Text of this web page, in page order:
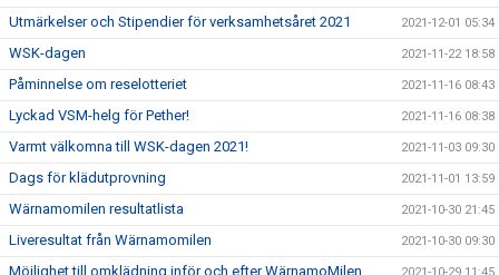
Utmärkelser och Stipendier för verksamhetsåret 2021 2021-12-01 05:34
WSK-dagen 2021-11-22 18:58
Påminnelse om reselotteriet 2021-11-16 08:43
Lyckad VSM-helg för Pether! 2021-11-16 08:38
Varmt välkomna till WSK-dagen 2021! 2021-11-03 09:30
Dags för klädutprovning 2021-11-01 13:59
Wärnamomilen resultatlista 2021-10-30 21:45
Liveresultat från Wärnamomilen 2021-10-30 09:30
Möjlighet till omklädning inför och efter WärnamoMilen